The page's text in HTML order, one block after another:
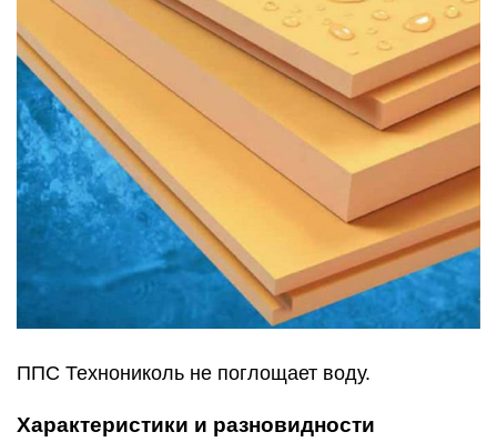
ППС Технониколь не поглощает воду.
Характеристики и разновидности